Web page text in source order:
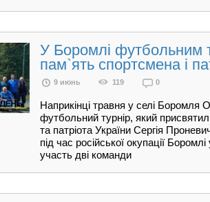
У Боромлі футбольним
пам`ять спортсмена і
9 июнь 119 0
Наприкінці травня у селі Боромля
футбольний турнір, який
та патріота України Сергія
під час російської окупації
участь дві команди